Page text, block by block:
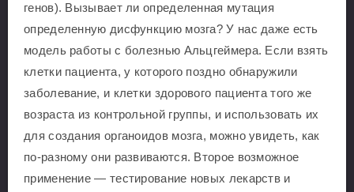
генов). Вызывает ли определенная мутация
определенную дисфункцию мозга? У нас даже есть
модель работы с болезнью Альцгеймера. Если взять
клетки пациента, у которого поздно обнаружили
заболевание, и клетки здорового пациента того же
возраста из контрольной группы, и использовать их
для создания органоидов мозга, можно увидеть, как
по-разному они развиваются. Второе возможное
применение — тестирование новых лекарств и